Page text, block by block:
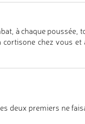
à chaque poussée,
chez vous et
deux premiers ne